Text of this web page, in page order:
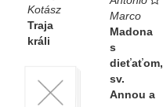
Kotász
Traja
králi
Marco
Madona
s
dieťaťom,
sv.
Annou a